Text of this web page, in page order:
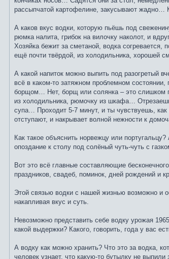
рассыпчатой картофелине, закусывают жадно…
А каков вкус водки, которую пьёшь под
рюмка налита, грибок на вилочку наколот, и
Хозяйка бежит за сметаной, водка
ещё почти твёрдой, из холодильника, хорошей
А какой напиток можно выпить под разогретый
всё в каком-то затяжном проблемном
борщом… Нет, борщ или солянка – это слишком
из холодильника, рюмочку из шкафа…
супа… Проходит 5-7 минут, и ты чувствуешь,
отступают, и накрывает волной нежности к
Как такое объяснить норвежцу или
опоздание к столу под солёный чуть-чуть с
Вот это всё главные составляющие
праздников, свадеб, поминок, дней рождений и
Этой связью водки с нашей жизнью возможно и
накапливая вкус и суть.
Невозможно представить себе водку урожая
какой выдержки? Какого, говорить, года у вас
А водку как можно хранить? Что это за водка,
человек узнает, что какую-то бутылку не